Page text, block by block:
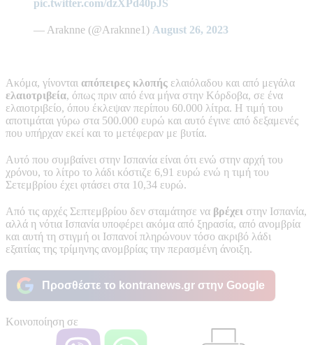
pic.twitter.com/dzXPd40pJS
— Araknne (@Araknne1) August 26, 2023
Ακόμα, γίνονται απόπειρες κλοπής ελαιόλαδου και από μεγάλα
ελαιοτριβεία, όπως πριν από ένα μήνα στην Κόρδοβα, σε ένα
ελαιοτριβείο, όπου έκλεψαν περίπου 60.000 λίτρα. Η τιμή του
αποτιμάται γύρω στα 500.000 ευρώ και αυτό έγινε από δεξαμενές
που υπήρχαν εκεί και το μετέφεραν με βυτία.
Αυτό που συμβαίνει στην Ισπανία είναι ότι ενώ στην αρχή του
χρόνου, το λίτρο το λάδι κόστιζε 6,91 ευρώ ενώ η τιμή του
Σετεμβρίου έχει φτάσει στα 10,34 ευρώ.
Από τις αρχές Σεπτεμβρίου δεν σταμάτησε να βρέχει στην Ισπανία,
αλλά η νότια Ισπανία υποφέρει ακόμα από ξηρασία, από ανομβρία
και αυτή τη στιγμή οι Ισπανοί πληρώνουν τόσο ακριβό λάδι
εξαιτίας της τρίμηνης ανομβρίας την περασμένη άνοιξη.
Προσθέστε το kontranews.gr στην Google
Κοινοποίηση σε